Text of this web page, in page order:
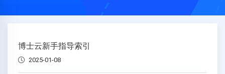
博士云新手指导索引
2025-01-08